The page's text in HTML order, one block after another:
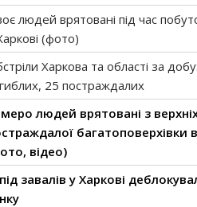
людей врятовані під час
(фото)
Харкова та області за
25 постраждалих
людей врятовані з
багатоповерхівки
відео)
завалів у Харкові